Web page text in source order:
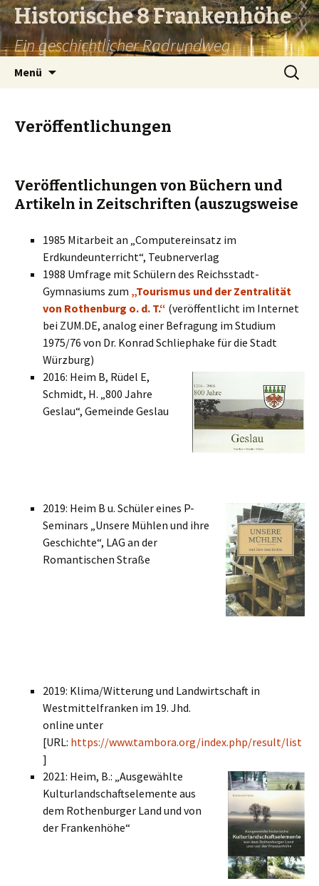
Historische 8 Frankenhöhe
Ein geschichtlicher Radrundweg
Menü
Suchen
nach:
Veröffentlichungen
Veröffentlichungen von Büchern und
Artikeln in Zeitschriften (auszugsweise
1985 Mitarbeit an „Computereinsatz im
Erdkundeunterricht“, Teubnerverlag
1988 Umfrage mit Schülern des Reichsstadt-
Gymnasiums zum „Tourismus und der Zentralität
von Rothenburg o. d. T.“ (veröffentlicht im Internet
bei ZUM.DE, analog einer Befragung im Studium
1975/76 von Dr. Konrad Schliephake für die Stadt
Würzburg)
2016: Heim B, Rüdel E,
Schmidt, H. „800 Jahre
Geslau“, Gemeinde Geslau
2019: Heim B u. Schüler eines P-
Seminars „Unsere Mühlen und ihre
Geschichte“, LAG an der
Romantischen Straße
2019: Klima/Witterung und Landwirtschaft in
Westmittelfranken im 19. Jhd.
online unter
[URL: https://www.tambora.org/index.php/result/list
]
2021: Heim, B.: „Ausgewählte
Kulturlandschaftselemente aus
dem Rothenburger Land und von
der Frankenhöhe“